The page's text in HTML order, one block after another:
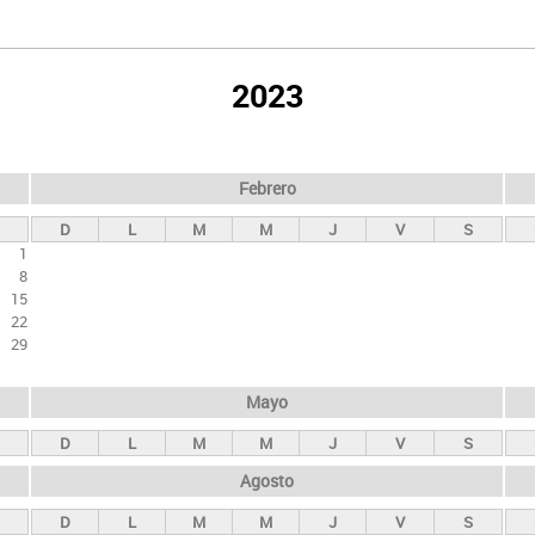
2023
1
8
15
22
29
Febrero
D L M M J V S
Mayo
D L M M J V S
Agosto
D L M M J V S